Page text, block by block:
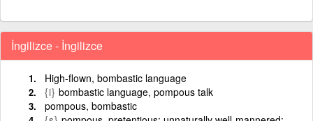
İngilizce - İngilizce
High-flown, bombastic language
{i} bombastic language, pompous talk
pompous, bombastic